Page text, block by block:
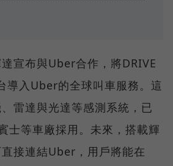
宣布與Uber合作，將DRIVE
導入Uber的全球叫車服務。這
雷達與光達等感測系統，已
士等車廠採用。未來，搭載輝
接連結Uber，用戶將能在